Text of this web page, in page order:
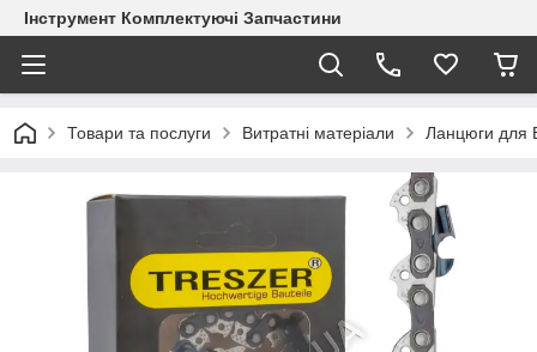
Інструмент Комплектуючі Запчастини
Товари та послуги Витратні матеріали Ланцюги для